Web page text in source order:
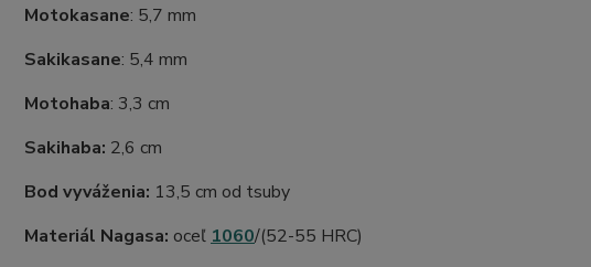
Motokasane: 5,7 mm
Sakikasane: 5,4 mm
Motohaba: 3,3 cm
Sakihaba: 2,6 cm
Bod vyváženia: 13,5 cm od tsuby
Materiál Nagasa: oceľ 1060/(52-55 HRC)